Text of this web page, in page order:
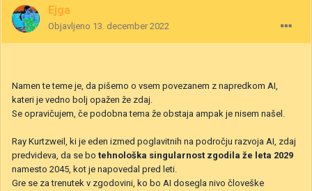
Ejga
Objavljeno 13. december 2022
Namen te teme je, da pišemo o vsem povezanem z napredkom AI,
kateri je vedno bolj opažen že zdaj.
Se opravičujem, če podobna tema že obstaja ampak je nisem našel.
Ray Kurtzweil, ki je eden izmed poglavitnih na področju razvoja AI, zdaj
predvideva, da se bo tehnološka singularnost zgodila že leta 2029
namesto 2045, kot je napovedal pred leti.
Gre se za trenutek v zgodovini, ko bo AI dosegla nivo človeške